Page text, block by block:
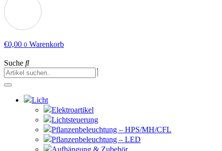
€0,00 0 Warenkorb
Suche
Licht
Elektroartikel
Lichtsteuerung
Pflanzenbeleuchtung – HPS/MH/CFL
Pflanzenbeleuchtung – LED
Aufhängung & Zubehör